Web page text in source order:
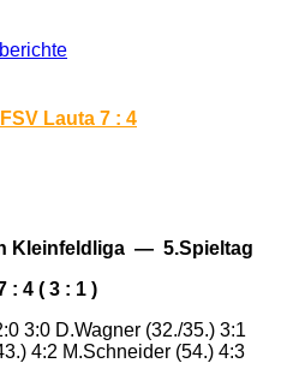
Lauta 7 : 4
Kleinfeldliga — 5.Spieltag
: 4 ( 3 : 1 )
3:0 D.Wagner (32./35.) 3:1
4:2 M.Schneider (54.) 4:3